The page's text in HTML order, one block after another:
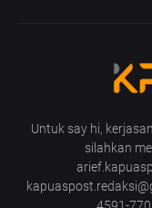
Untuk say hi,
silahkan
4591-